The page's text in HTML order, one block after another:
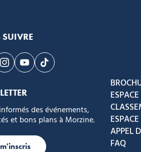
nous sur Facebook
Suivez-nous sur Instagram
Suivez-nous sur Youtube
Suivez-nous sur Tiktok
des événements,
et bons plans à Morzine.
APPEL
FAQ